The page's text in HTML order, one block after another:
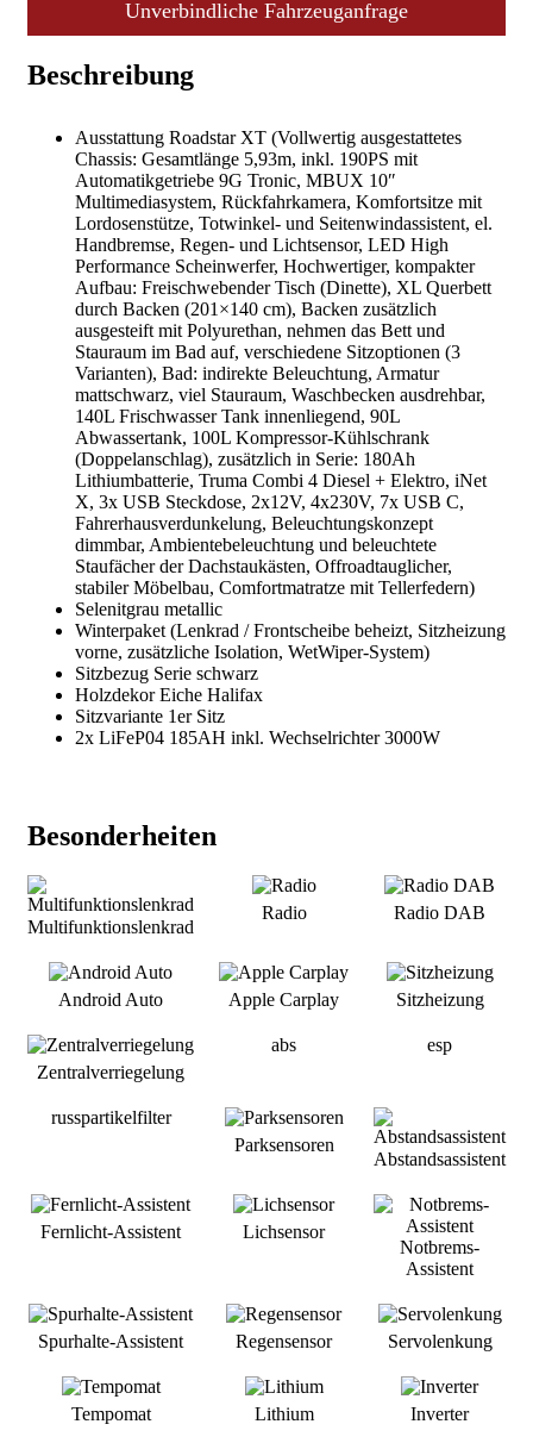
Unverbindliche Fahrzeuganfrage
Beschreibung
Ausstattung Roadstar XT (Vollwertig ausgestattetes
Chassis: Gesamtlänge 5,93m, inkl. 190PS mit
Automatikgetriebe 9G Tronic, MBUX 10″
Multimediasystem, Rückfahrkamera, Komfortsitze mit
Lordosenstütze, Totwinkel- und Seitenwindassistent, el.
Handbremse, Regen- und Lichtsensor, LED High
Performance Scheinwerfer, Hochwertiger, kompakter
Aufbau: Freischwebender Tisch (Dinette), XL Querbett
durch Backen (201×140 cm), Backen zusätzlich
ausgesteift mit Polyurethan, nehmen das Bett und
Stauraum im Bad auf, verschiedene Sitzoptionen (3
Varianten), Bad: indirekte Beleuchtung, Armatur
mattschwarz, viel Stauraum, Waschbecken ausdrehbar,
140L Frischwasser Tank innenliegend, 90L
Abwassertank, 100L Kompressor-Kühlschrank
(Doppelanschlag), zusätzlich in Serie: 180Ah
Lithiumbatterie, Truma Combi 4 Diesel + Elektro, iNet
X, 3x USB Steckdose, 2x12V, 4x230V, 7x USB C,
Fahrerhausverdunkelung, Beleuchtungskonzept
dimmbar, Ambientebeleuchtung und beleuchtete
Staufächer der Dachstaukästen, Offroadtauglicher,
stabiler Möbelbau, Comfortmatratze mit Tellerfedern)
Selenitgrau metallic
Winterpaket (Lenkrad / Frontscheibe beheizt, Sitzheizung
vorne, zusätzliche Isolation, WetWiper-System)
Sitzbezug Serie schwarz
Holzdekor Eiche Halifax
Sitzvariante 1er Sitz
2x LiFeP04 185AH inkl. Wechselrichter 3000W
Besonderheiten
Multifunktionslenkrad
Radio Radio DAB
Android Auto Apple Carplay Sitzheizung
Zentralverriegelung
abs esp
russpartikelfilter
Parksensoren
Abstandsassistent
Fernlicht-Assistent Lichsensor
Notbrems-
Assistent
Spurhalte-Assistent Regensensor Servolenkung
Tempomat Lithium Inverter